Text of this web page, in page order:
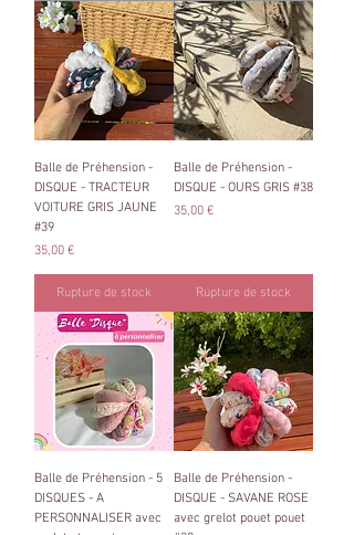
Balle de Préhension -
DISQUE - TRACTEUR
VOITURE GRIS JAUNE
#39
Prix
35,00 €
Rupture de stock
Balle de Préhension -
DISQUE - OURS GRIS #38
Prix
35,00 €
Rupture de stock
Balle de Préhension - 5
DISQUES - A
PERSONNALISER avec
Balle de Préhension -
DISQUE - SAVANE ROSE
avec grelot pouet pouet